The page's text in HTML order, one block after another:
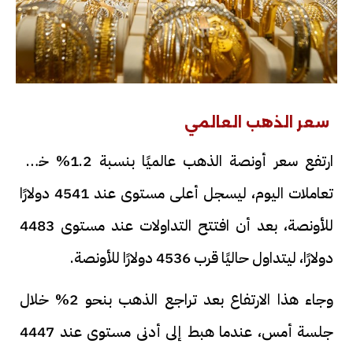
سعر الذهب العالمي
ارتفع سعر أونصة الذهب عالميًا بنسبة 1.2% خلال
تعاملات اليوم، ليسجل أعلى مستوى عند 4541 دولارًا
للأونصة، بعد أن افتتح التداولات عند مستوى 4483
دولارًا، ليتداول حاليًا قرب 4536 دولارًا للأونصة.
وجاء هذا الارتفاع بعد تراجع الذهب بنحو 2% خلال
جلسة أمس، عندما هبط إلى أدنى مستوى عند 4447